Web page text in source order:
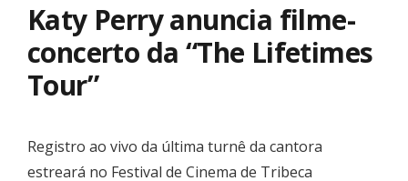
Katy Perry anuncia filme-
concerto da “The Lifetimes
Tour”
Registro ao vivo da última turnê da cantora
estreará no Festival de Cinema de Tribeca